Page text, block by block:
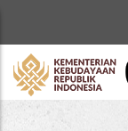
Home